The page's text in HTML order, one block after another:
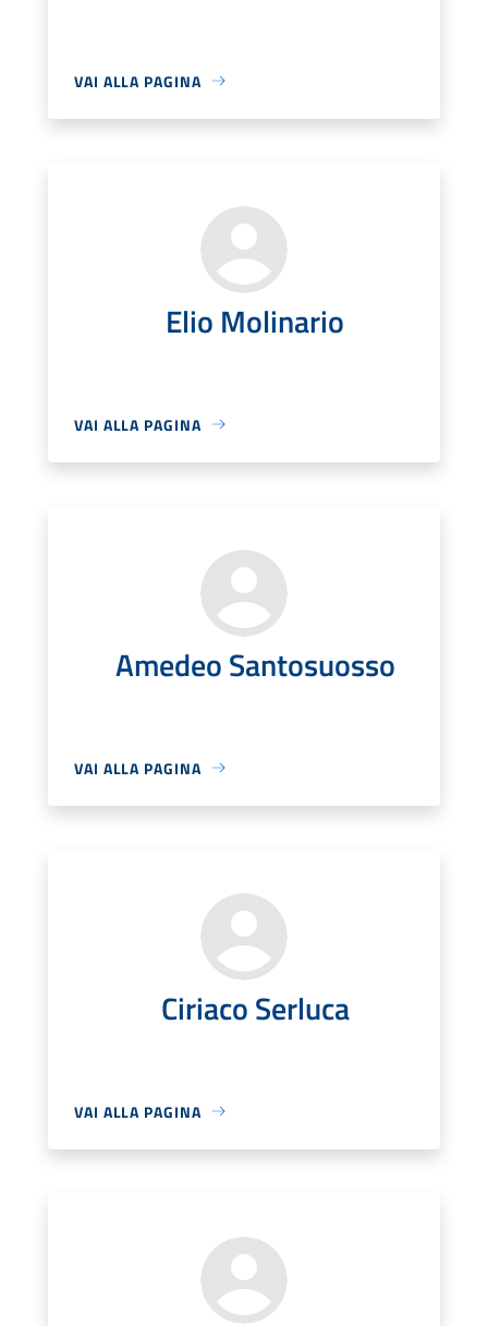
VAI ALLA PAGINA
Elio Molinario
VAI ALLA PAGINA
Amedeo Santosuosso
VAI ALLA PAGINA
Ciriaco Serluca
VAI ALLA PAGINA